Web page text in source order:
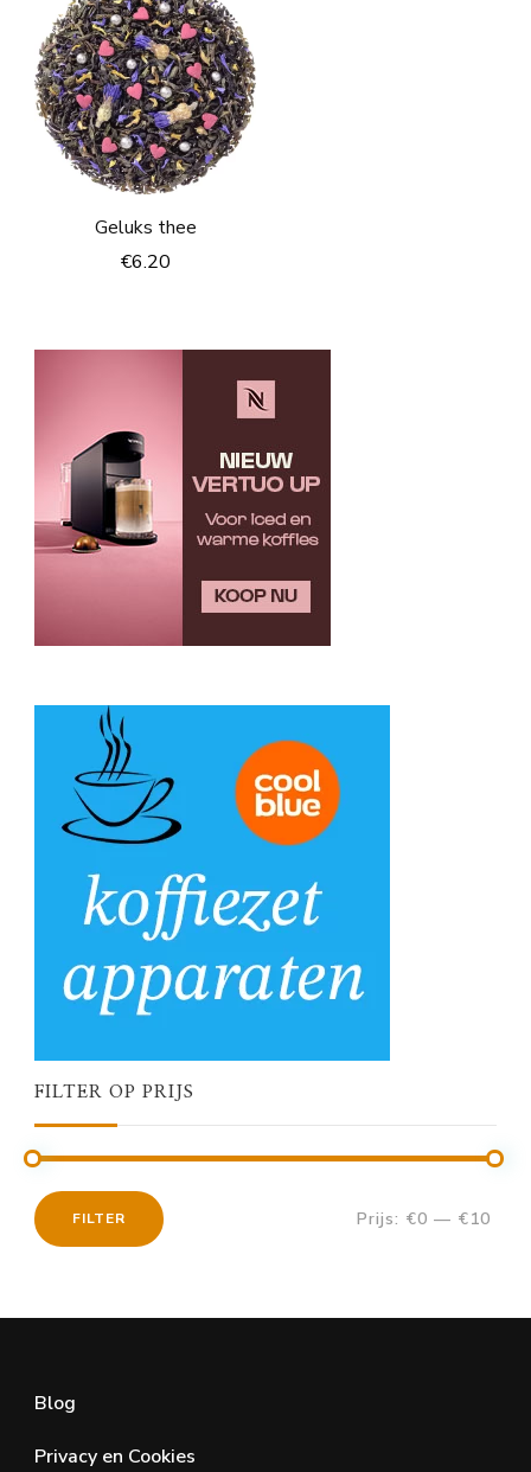
Geluks thee
€6.20
FILTER OP PRIJS
FILTER Prijs: €0 — €10
Blog
Privacy en Cookies